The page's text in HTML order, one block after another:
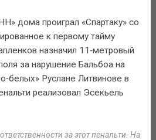
дома проиграл «Спартаку» со
к первому тайму
назначил 11‑метровый
за нарушение Бальбоа на
Руслане Литвинове в
реализовал Эсекьель
за этот пенальти. На